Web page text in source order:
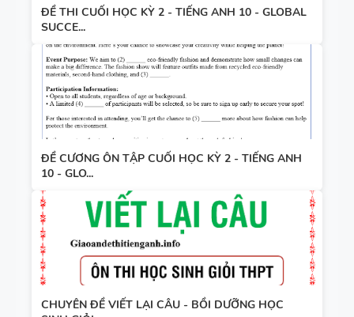
ĐỀ THI CUỐI HỌC KỲ 2 - TIẾNG ANH 10 - GLOBAL
SUCCE...
ĐỀ CƯƠNG ÔN TẬP CUỐI HỌC KỲ 2 - TIẾNG ANH
10 - GLO...
CHUYÊN ĐỀ VIẾT LẠI CÂU - BỒI DƯỠNG HỌC